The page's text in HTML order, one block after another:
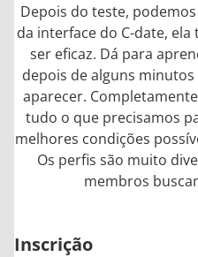
Depois do teste,
da interface do C-date,
ser eficaz. Dá para
depois de alguns
aparecer.
tudo o que precisamos
melhores condições
Os perfis são muito
membros
Inscrição